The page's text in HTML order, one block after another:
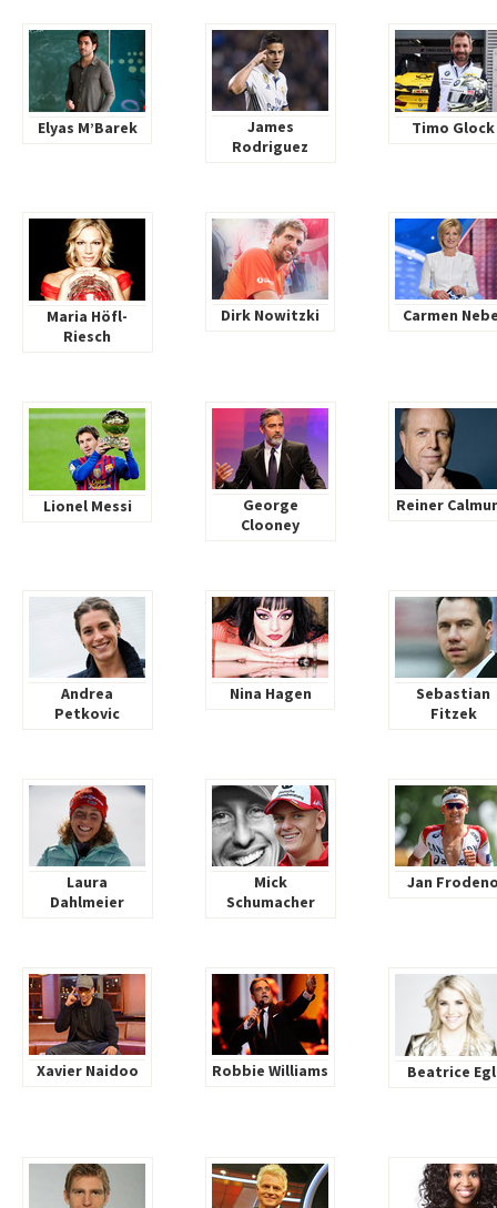
Elyas M’Barek
James
Rodriguez
Timo Glock
Maria Höfl-
Riesch
Dirk Nowitzki Carmen
Lionel Messi
George
Clooney
Reiner
Andrea
Petkovic
Nina Hagen
Sebastian
Fitzek
Laura
Dahlmeier
Mick
Schumacher
Jan
Xavier Naidoo Robbie Williams Beatrice